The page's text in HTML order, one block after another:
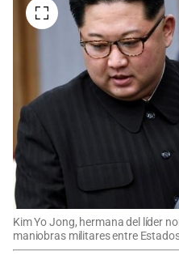
Kim Yo Jong, hermana del líder
maniobras militares entre